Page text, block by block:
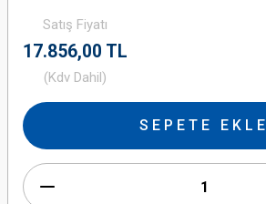
Satış Fiyatı
17.856,00 TL
(Kdv Dahil)
SEPETE EKLE